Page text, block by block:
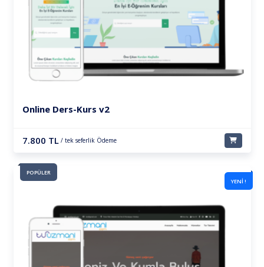
Online Ders-Kurs v2
7.800 TL / tek seferlik Ödeme
POPÜLER
YENİ !